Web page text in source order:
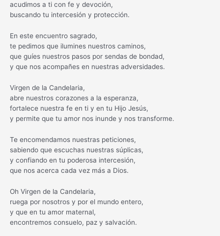
acudimos a ti con fe y devoción,
buscando tu intercesión y protección.
En este encuentro sagrado,
te pedimos que ilumines nuestros caminos,
que guíes nuestros pasos por sendas de bondad,
y que nos acompañes en nuestras adversidades.
Virgen de la Candelaria,
abre nuestros corazones a la esperanza,
fortalece nuestra fe en ti y en tu Hijo Jesús,
y permite que tu amor nos inunde y nos transforme.
Te encomendamos nuestras peticiones,
sabiendo que escuchas nuestras súplicas,
y confiando en tu poderosa intercesión,
que nos acerca cada vez más a Dios.
Oh Virgen de la Candelaria,
ruega por nosotros y por el mundo entero,
y que en tu amor maternal,
encontremos consuelo, paz y salvación.